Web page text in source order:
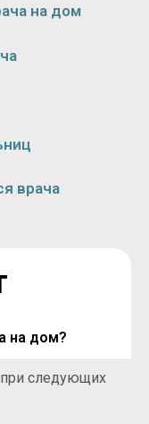
на дом
врача
на дом?
следующих